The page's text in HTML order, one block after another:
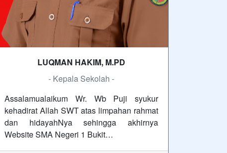
LUQMAN HAKIM, M.PD
- Kepala Sekolah -
Assalamualaikum Wr. Wb Puji syukur
kehadirat Allah SWT atas limpahan rahmat
dan hidayahNya sehingga akhirnya
Website SMA Negeri 1 Bukit…